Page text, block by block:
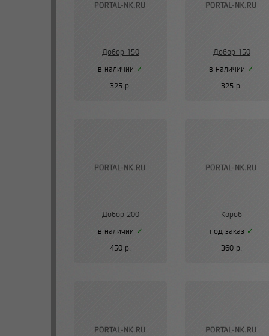
Добор 150
в наличии ✓
325 р.
Добор 150
в наличии ✓
325 р.
Добор 200
в наличии ✓
450 р.
Короб
под заказ ✓
360 р.